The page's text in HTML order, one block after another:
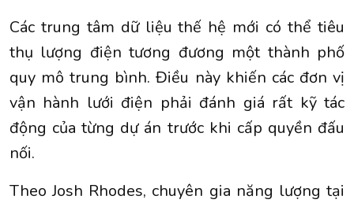
Các trung tâm dữ liệu thế hệ mới có thể tiêu
thụ lượng điện tương đương một thành phố
quy mô trung bình. Điều này khiến các đơn vị
vận hành lưới điện phải đánh giá rất kỹ tác
động của từng dự án trước khi cấp quyền đấu
nối.
Theo Josh Rhodes, chuyên gia năng lượng tại